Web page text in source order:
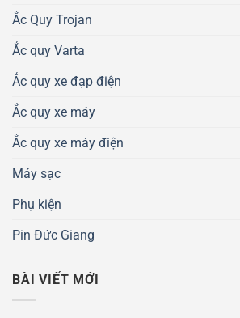
Ắc Quy Trojan
Ắc quy Varta
Ắc quy xe đạp điện
Ắc quy xe máy
Ắc quy xe máy điện
Máy sạc
Phụ kiện
Pin Đức Giang
BÀI VIẾT MỚI